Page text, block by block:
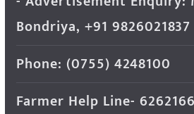
Bondriya, +91 9826021837
Phone: (0755) 4248100
Farmer Help Line-